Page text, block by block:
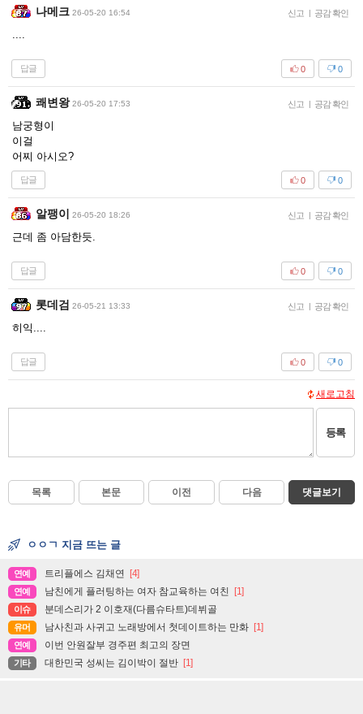
나메크 26-05-20 16:54 신고 | 공감 확인
....
답글 0
0
쾌변왕 26-05-20 17:53 신고 | 공감 확인
남궁형이
이걸
어찌 아시오?
답글 0
0
알팽이 26-05-20 18:26 신고 | 공감 확인
근데 좀 아담한듯.
답글 0
0
롯데검 26-05-21 13:33 신고 | 공감 확인
히익....
답글 0
0
새로고침
등록
목록 본문 이전 다음 댓글보기
ㅇㅇㄱ 지금 뜨는 글
연예 트리플에스 김채연 [4]
연예 남친에게 플러팅하는 여자 참교육하는 여친 [1]
이슈 분데스리가 2 이호재(다름슈타트)데뷔골
유머 남사친과 사귀고 노래방에서 첫데이트하는 만화 [1]
연예 이번 안원잘부 경주편 최고의 장면
기타 대한민국 성씨는 김이박이 절반 [1]